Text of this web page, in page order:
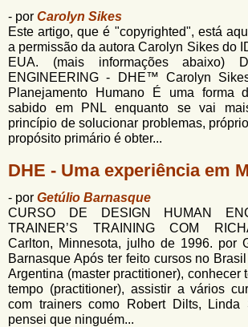
- por Carolyn Sikes
Este artigo, que é "copyrighted", está
a permissão da autora Carolyn Sikes do
EUA. (mais informações abaixo)
ENGINEERING - DHE™ Carolyn
Planejamento Humano É uma forma
sabido em PNL enquanto se vai
princípio de solucionar problemas,
propósito primário é obter...
DHE - Uma experiência em
- por Getúlio Barnasque
CURSO DE DESIGN HUMAN
TRAINER’S TRAINING COM
Carlton, Minnesota, julho de 1996. por
Barnasque Após ter feito cursos no
Argentina (master practitioner), conhecer
tempo (practitioner), assistir a vários
com trainers como Robert Dilts, Linda
pensei que ninguém...